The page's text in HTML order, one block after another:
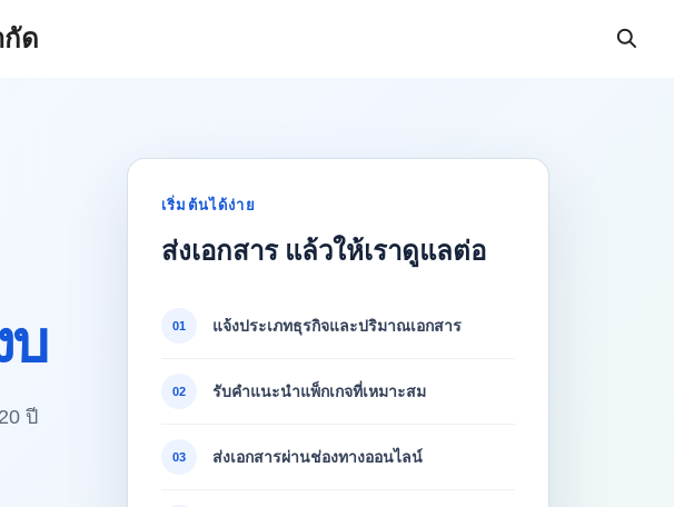
ด
บ
ปี
เริ่มต้นได้ง่าย
ส่งเอกสาร แล้วให้เราดูแลต่อ
01 แจ้งประเภทธุรกิจและปริมาณเอกสาร
02 รับคำแนะนำแพ็กเกจที่เหมาะสม
03 ส่งเอกสารผ่านช่องทางออนไลน์